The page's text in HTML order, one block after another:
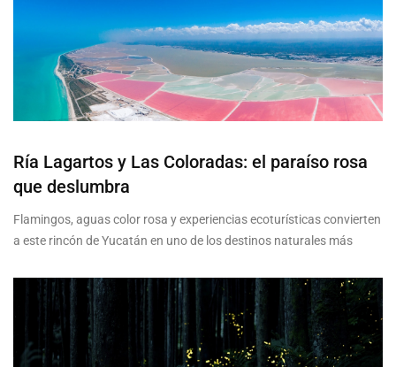
Ría Lagartos y Las Coloradas: el paraíso rosa
que deslumbra
Flamingos, aguas color rosa y experiencias ecoturísticas convierten
a este rincón de Yucatán en uno de los destinos naturales más